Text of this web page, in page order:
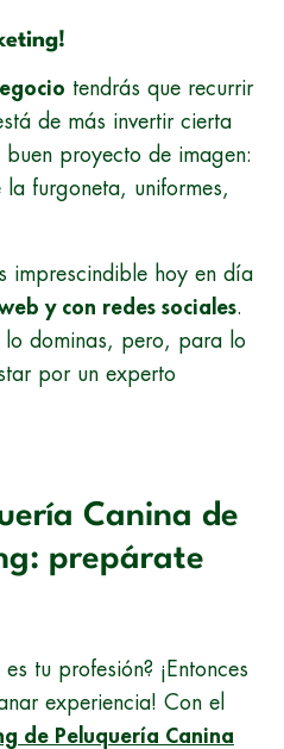
tendrás que recurrir
de más invertir cierta
proyecto de imagen:
furgoneta, uniformes,
imprescindible hoy en día
y con redes sociales.
lo dominas, pero, para lo
por un experto
Canina de
prepárate
tu profesión? ¡Entonces
experiencia! Con el
de Peluquería Canina